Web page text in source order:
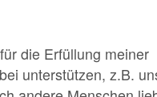
die Erfüllung meiner
unterstützen, z.B.